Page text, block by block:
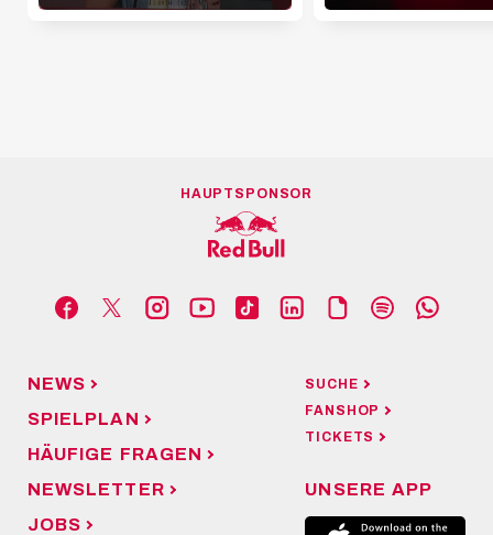
HAUPTSPONSOR
NEWS
SPIELPLAN
HÄUFIGE FRAGEN
NEWSLETTER
JOBS
SUCHE
FANSHOP
TICKETS
UNSERE APP